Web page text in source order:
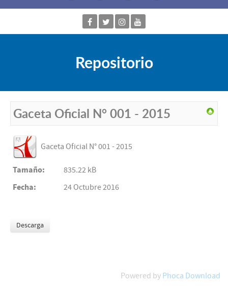
Repositorio
Gaceta Oficial N° 001 - 2015
Gaceta Oficial N° 001 - 2015
Tamaño:
835.22 kB
Fecha:
24 Octubre 2016
Powered by Phoca Download